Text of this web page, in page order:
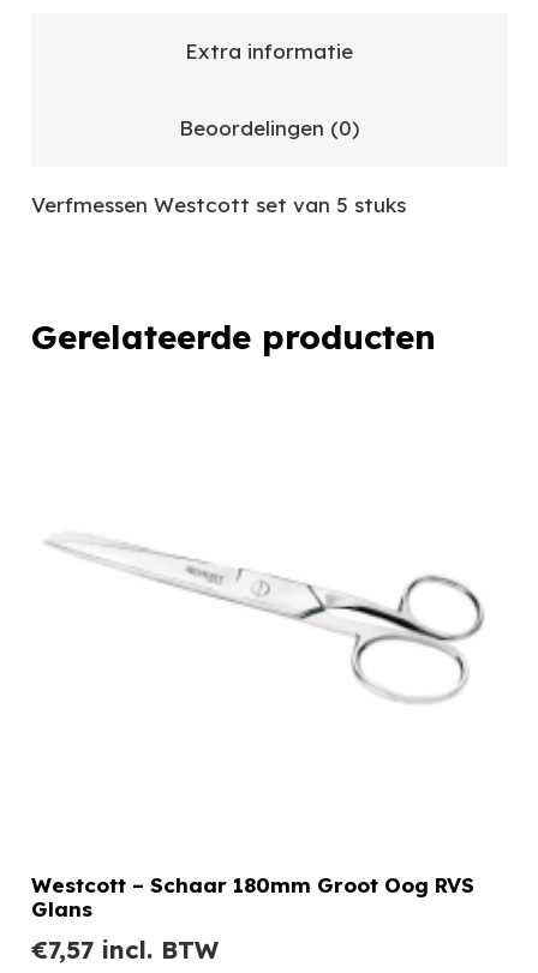
Extra informatie
Beoordelingen (0)
Verfmessen Westcott set van 5 stuks
Gerelateerde producten
Westcott – Schaar 180mm Groot Oog RVS
Glans
€7,57incl. BTW